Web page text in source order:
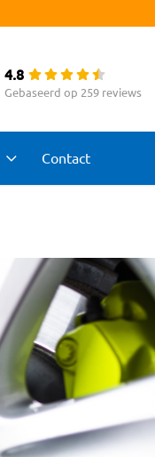
4.8
Gebaseerd op 259 reviews
Contact